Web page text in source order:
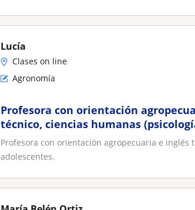
Lucía
Clases on line
Agronomía
Profesora con orientación
técnico, ciencias humanas
adolescentes
Profesora con orientación agropecuaria e inglés
adolescentes.